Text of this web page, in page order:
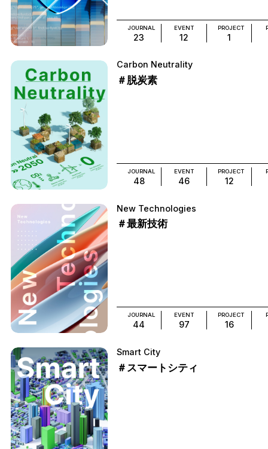
JOURNAL
23
EVENT
12
PROJECT
1
Carbon Neutrality
＃脱炭素
JOURNAL
48
EVENT
46
PROJECT
12
New Technologies
＃最新技術
JOURNAL
44
EVENT
97
PROJECT
16
Smart City
＃スマートシティ